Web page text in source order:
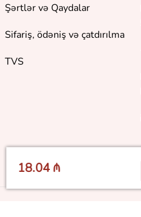
18.04 ₼
Şərtlər və Qaydalar
Sifariş, ödəniş və çatdırılma
TVS